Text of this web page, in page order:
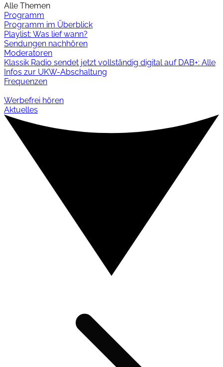
Alle Themen
Programm
Programm im Überblick
Playlist: Was lief wann?
Sendungen nachhören
Moderatoren
Klassik Radio sendet jetzt vollständig digital auf DAB+: Alle
Infos zur UKW-Abschaltung
Frequenzen
Werbefrei hören
Aktuelles